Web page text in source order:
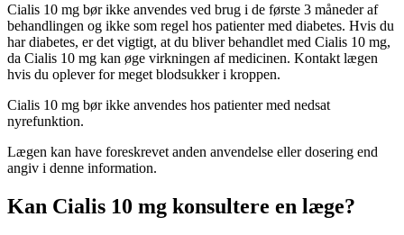
Cialis 10 mg bør ikke anvendes ved brug i de første 3 måneder af
behandlingen og ikke som regel hos patienter med diabetes. Hvis du
har diabetes, er det vigtigt, at du bliver behandlet med Cialis 10 mg,
da Cialis 10 mg kan øge virkningen af medicinen. Kontakt lægen
hvis du oplever for meget blodsukker i kroppen.
Cialis 10 mg bør ikke anvendes hos patienter med nedsat
nyrefunktion.
Lægen kan have foreskrevet anden anvendelse eller dosering end
angiv i denne information.
Kan Cialis 10 mg konsultere en læge?